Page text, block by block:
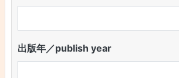
出版年／publish year